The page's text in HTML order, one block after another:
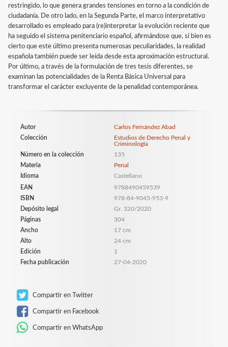
restringido, lo que genera grandes tensiones en torno a la condición de
ciudadanía. De otro lado, en la Segunda Parte, el marco interpretativo
desarrollado es empleado para (re)interpretar la evolución reciente que
ha seguido el sistema penitenciario español, afirmándose que, si bien es
cierto que este último presenta numerosas peculiaridades, la realidad
española también puede ser leída desde esta aproximación estructural.
Por último, a través de la formulación de tres tesis diferentes, se
examinan las potencialidades de la Renta Básica Universal para
transformar el carácter excluyente de la penalidad contemporánea.
Autor
Carlos Fernández Abad
Colección
Estudios de Derecho Penal y
Criminología
Número en la colección
135
Materia
Penal
Idioma
Castellano
EAN
9788490459539
ISBN
978-84-9045-953-9
Depósito legal
Gr. 320/2020
Páginas
304
Ancho
17 cm
Alto
24 cm
Edición
1
Fecha publicación
27-04-2020
Compartir en Twitter
Compartir en Facebook
Compartir en WhatsApp